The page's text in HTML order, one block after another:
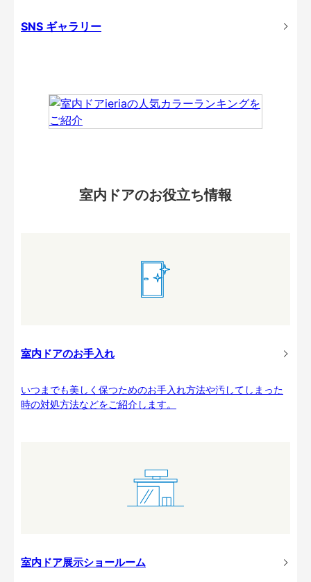
SNS ギャラリー
室内ドアのお役立ち情報
室内ドアのお手入れ
いつまでも美しく保つためのお手入れ方法や汚してしまった
時の対処方法などをご紹介します。
室内ドア展示ショールーム